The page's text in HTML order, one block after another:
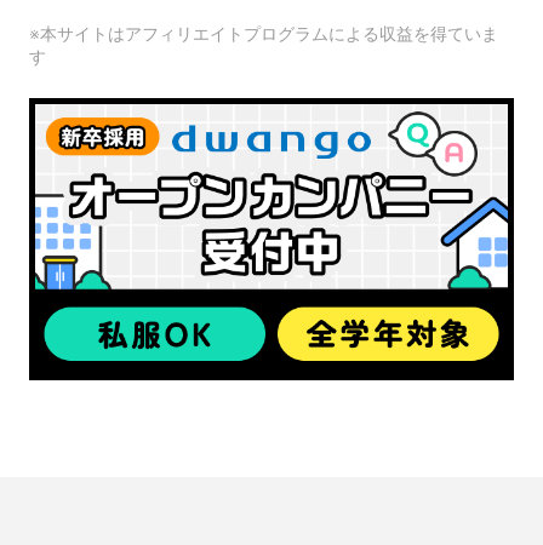
※本サイトはアフィリエイトプログラムによる収益を得ていま
す